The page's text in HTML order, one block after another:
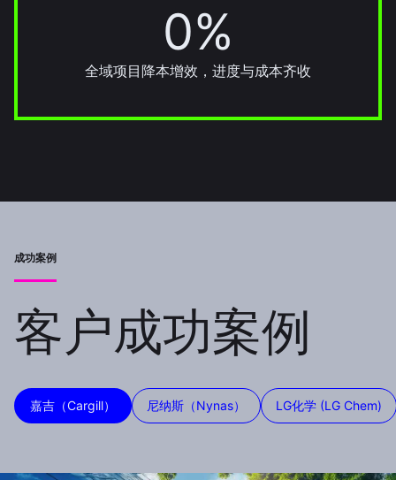
0%
30%
全域项目降本增效，进度与成本齐收
成功案例
客户成功案例
嘉吉（Cargill） 尼纳斯（Nynas） LG化学 (LG Chem)